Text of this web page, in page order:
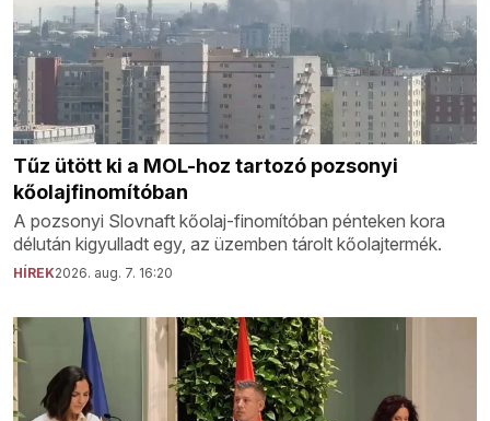
Tűz ütött ki a MOL-hoz tartozó pozsonyi
kőolajfinomítóban
A pozsonyi Slovnaft kőolaj-finomítóban pénteken kora
délután kigyulladt egy, az üzemben tárolt kőolajtermék.
HÍREK2026. aug. 7. 16:20